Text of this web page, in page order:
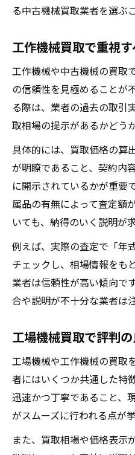
る中古機械買取業者を選ぶ
工作機械買取で重視
工作機械や中古機械の買取
の信頼性を見極めることが
る際は、業者の過去の取引
取相場の提示があるかどう
具体的には、買取価格の算
が明瞭であること、契約内
に開示されているかが重要
属品の有無によって査定額
いても、納得のいく説明が
例えば、実際の査定で「年
チェックし、相場情報をも
業者は信頼性が高い傾向で
合や説明が不十分な業者は
工場機械買取で評判
工場機械や工作機械の買取
者にはいくつか共通した特
迅速かつ丁寧であること、
がスムーズに行われる点が
また、買取相場や価格表示